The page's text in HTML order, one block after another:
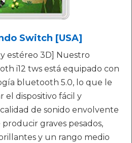
Switch [USA]
estéreo 3D] Nuestro
i12 tws está equipado con
bluetooth 5.0, lo que le
el dispositivo fácil y
de sonido envolvente
graves pesados,
y un rango medio